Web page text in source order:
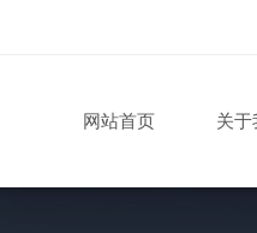
网站首页 关于